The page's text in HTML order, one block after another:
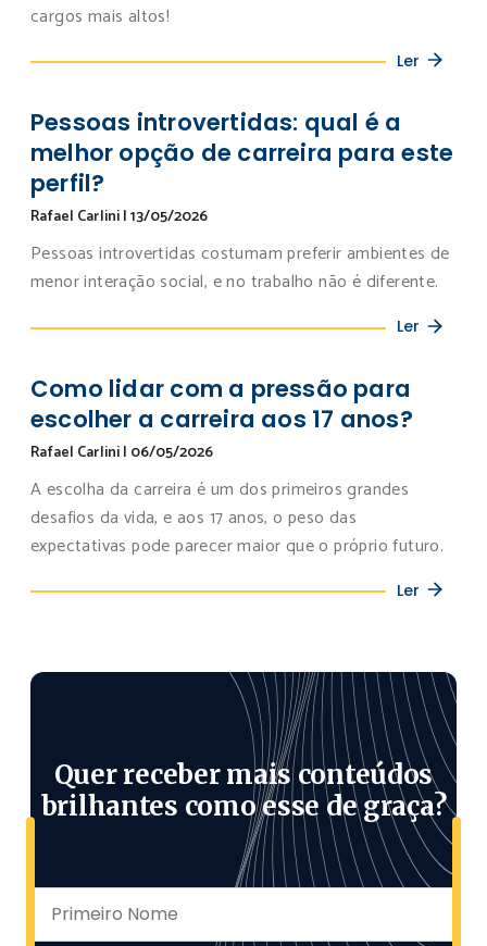
cargos mais altos!
Ler
Pessoas introvertidas: qual é a
melhor opção de carreira para este
perfil?
Rafael Carlini|13/05/2026
Pessoas introvertidas costumam preferir ambientes de
menor interação social, e no trabalho não é diferente.
Ler
Como lidar com a pressão para
escolher a carreira aos 17 anos?
Rafael Carlini| 06/05/2026
A escolha da carreira é um dos primeiros grandes
desafios da vida, e aos 17 anos, o peso das
expectativas pode parecer maior que o próprio futuro.
Ler
Quer receber mais conteúdos
brilhantes como esse de graça?